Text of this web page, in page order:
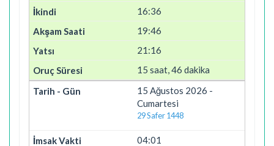
16:36
19:46
21:16
15 saat, 46 dakika
15 Ağustos 2026 -
Cumartesi
29 Safer 1448
04:01